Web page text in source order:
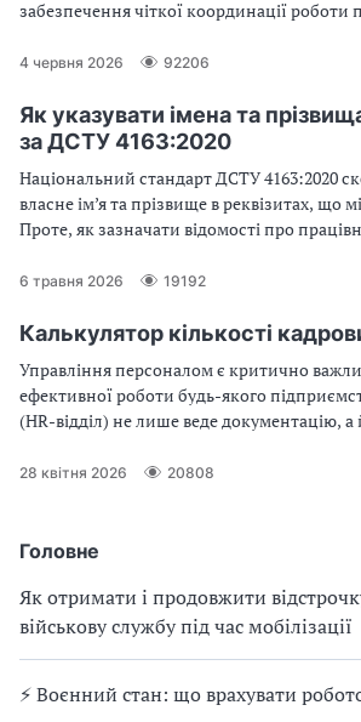
Головне
Як отримати і продовжити
військову службу під час мобілізації
⚡ Воєнний стан: що врахувати
забезпечення чіткої координації роботи
розподілити робочі зміни, контролювати
оформлений бланк графіка роботи
підвищенню продуктивності праці,
виконання вимог трудового
розглянуто особливості складання бланка
працівників, його структуру та основні
4 червня 2026 92206
Як указувати імена та
за ДСТУ 4163:2020
Національний стандарт ДСТУ 4163:2020
власне ім’я та прізвище в реквізитах, що
Проте, як зазначати відомості про
6 травня 2026 19192
Калькулятор кількості
Управління персоналом є критично
ефективної роботи будь-якого
(HR-відділ) не лише веде документацію, а
яка кількість кадровиків потрібна для
оптимального складу HR-команди.
28 квітня 2026 20808